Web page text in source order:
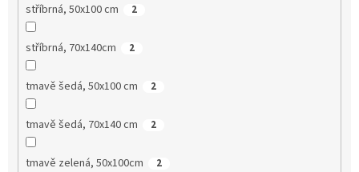
stříbrná, 50x100 cm 2
stříbrná, 70x140cm 2
tmavě šedá, 50x100 cm 2
tmavě šedá, 70x140 cm 2
tmavě zelená, 50x100cm 2